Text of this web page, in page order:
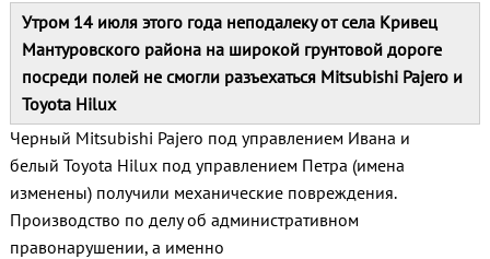
Утром 14 июля этого года неподалеку от села Кривец
Мантуровского района на широкой грунтовой дороге
посреди полей не смогли разъехаться Mitsubishi Pajero и
Toyota Hilux
Черный Mitsubishi Pajero под управлением Ивана и
белый Toyota Hilux под управлением Петра (имена
изменены) получили механические повреждения.
Производство по делу об административном
правонарушении, а именно